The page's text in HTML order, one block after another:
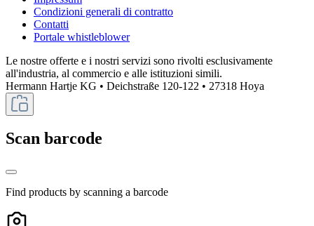
Condizioni generali di contratto
Contatti
Portale whistleblower
Le nostre offerte e i nostri servizi sono rivolti esclusivamente
all'industria, al commercio e alle istituzioni simili.
Hermann Hartje KG • Deichstraße 120-122 • 27318 Hoya
Scan barcode
Find products by scanning a barcode